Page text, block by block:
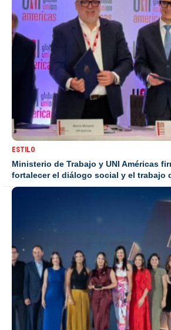
ESTILO
Ministerio de Trabajo y UNI Américas
fortalecer el diálogo social y el trabajo